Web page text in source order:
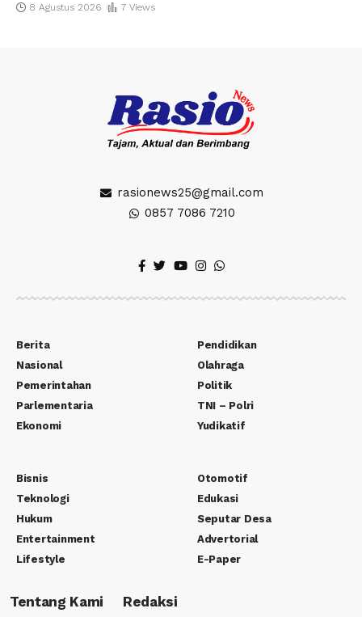
8 Agustus 2026 7 Views
rasionews25@gmail.com
0857 7086 7210
Berita
Nasional
Pemerintahan
Parlementaria
Ekonomi
Pendidikan
Olahraga
Politik
TNI – Polri
Yudikatif
Bisnis
Teknologi
Hukum
Entertainment
Lifestyle
Otomotif
Edukasi
Seputar Desa
Advertorial
E-Paper
Tentang Kami Redaksi